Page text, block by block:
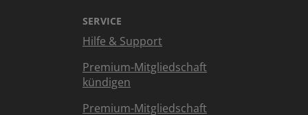
SERVICE
Hilfe & Support
Premium-Mitgliedschaft
kündigen
Premium-Mitgliedschaft